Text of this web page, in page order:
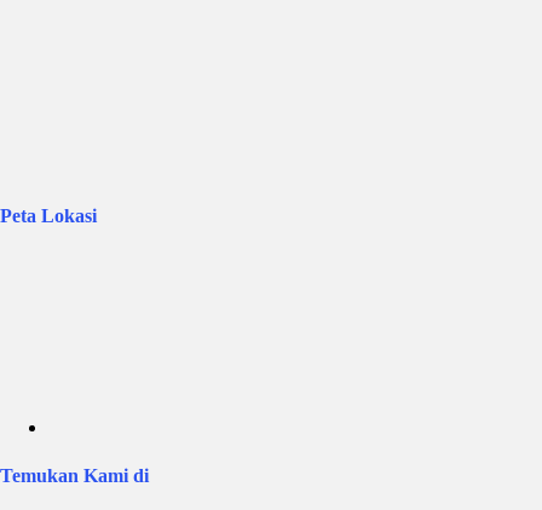
Peta Lokasi
Temukan Kami di